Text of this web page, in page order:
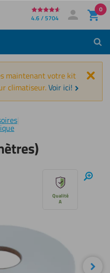
4.6 / 5704 Mon compte
Se connecter
0
maintenant votre kit
climatiseur.Voir ici!
Zoom
Qualité
A